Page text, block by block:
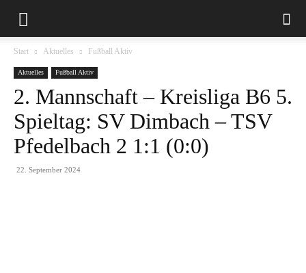
Start Aktuelles Fußball Aktiv
Aktuelles Fußball Aktiv
2. Mannschaft – Kreisliga B6 5.
Spieltag: SV Dimbach – TSV
Pfedelbach 2 1:1 (0:0)
22. September 2024